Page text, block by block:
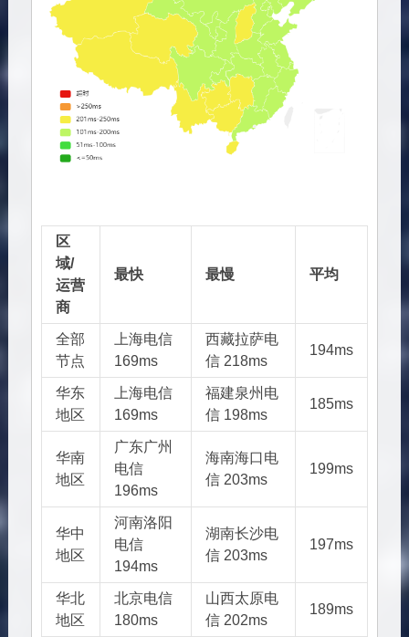
区
域/
运营
商
最快 最慢 平均
全部
节点
上海电信
169ms
西藏拉萨电
信 218ms
194ms
华东
地区
上海电信
169ms
福建泉州电
信 198ms
185ms
华南
地区
广东广州
电信
196ms
海南海口电
信 203ms
199ms
华中
地区
河南洛阳
电信
194ms
湖南长沙电
信 203ms
197ms
华北
地区
北京电信
180ms
山西太原电
信 202ms
189ms